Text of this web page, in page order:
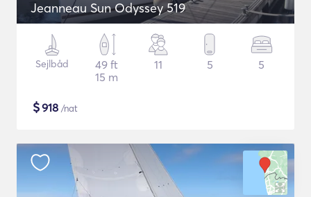
Jeanneau Sun Odyssey 519
Sejlbåd
49 ft
15 m
11 5 5
$918 /nat